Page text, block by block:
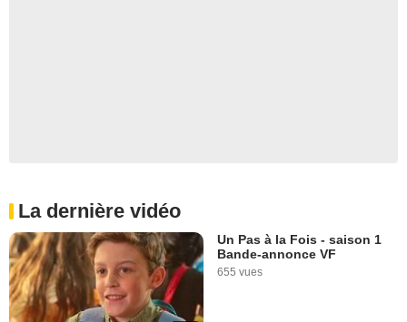
La dernière vidéo
Un Pas à la Fois - saison 1
Bande-annonce VF
655 vues